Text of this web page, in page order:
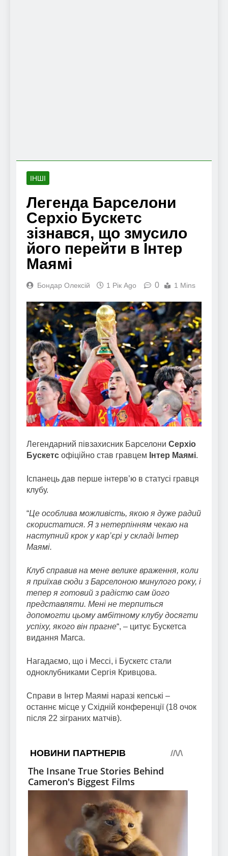
ІНШІ
Легенда Барселони
Серхіо Бускетс
зізнався, що змусило
його перейти в Інтер
Маямі
Бондар Олексій 1 Рік Ago 0 1 Mins
Легендарний півзахисник Барселони Серхіо
Бускетс офіційно став гравцем Інтер Маямі.
Іспанець дав перше інтерв’ю в статусі гравця
клубу.
“Це особлива можливість, якою я дуже радий
скористатися. Я з нетерпінням чекаю на
наступний крок у кар’єрі у складі Інтер
Маямі.
Клуб справив на мене велике враження, коли
я приїхав сюди з Барселоною минулого року, і
тепер я готовий з радістю сам його
представляти. Мені не терпиться
допомогти цьому амбітному клубу досягти
успіху, якого він прагне“, – цитує Бускетса
видання Marca.
Нагадаємо, що і Мессі, і Бускетс стали
одноклубниками Сергія Кривцова.
Справи в Інтер Маямі наразі кепські –
останнє місце у Східній конференції (18 очок
після 22 зіграних матчів).